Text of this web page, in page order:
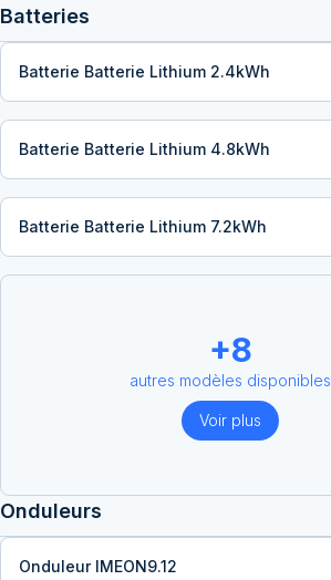
Batteries
Batterie Batterie Lithium 2.4kWh
Batterie Batterie Lithium 4.8kWh
Batterie Batterie Lithium 7.2kWh
+8
autres modèles disponibles
Voir plus
Onduleurs
Onduleur IMEON9.12